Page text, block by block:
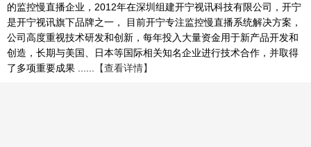
的监控慢直播企业，2012年在深圳组建开宁视讯科技有限公司，开宁
是开宁视讯旗下品牌之一， 目前开宁专注监控慢直播系统解决方案，
公司高度重视技术研发和创新，每年投入大量资金用于新产品开发和
创造，长期与美国、日本等国际相关知名企业进行技术合作，并取得
了多项重要成果 ......
【查看详情】